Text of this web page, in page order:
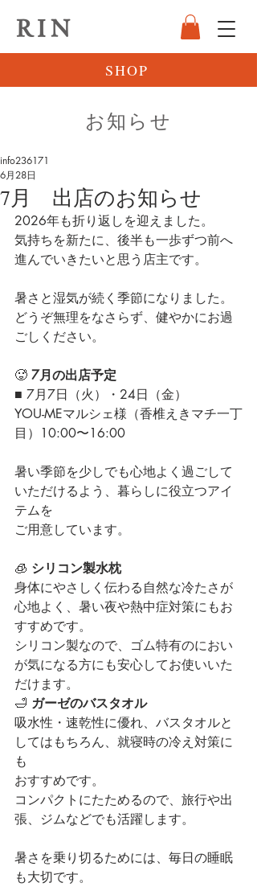
RIN
SHOP
お知らせ
7月 出店のお知らせ
info236171
6月28日
2026年も折り返しを迎えました。
気持ちを新たに、後半も一歩ずつ前へ
進んでいきたいと思う店主です。
暑さと湿気が続く季節になりました。
どうぞ無理をなさらず、健やかにお過
ごしください。
🥵 7月の出店予定
■ 7月7日（火）・24日（金）
YOU-MEマルシェ様（香椎えきマチ一丁
目）10:00〜16:00
暑い季節を少しでも心地よく過ごして
いただけるよう、暮らしに役立つアイ
テムを
ご用意しています。
🧊 シリコン製水枕
身体にやさしく伝わる自然な冷たさが
心地よく、暑い夜や熱中症対策にもお
すすめです。
シリコン製なので、ゴム特有のにおい
が気になる方にも安心してお使いいた
だけます。
🛁 ガーゼのバスタオル
吸水性・速乾性に優れ、バスタオルと
してはもちろん、就寝時の冷え対策に
も
おすすめです。
コンパクトにたためるので、旅行や出
張、ジムなどでも活躍します。
暑さを乗り切るためには、毎日の睡眠
も大切です。